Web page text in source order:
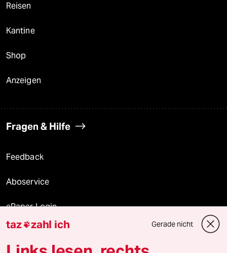
Reisen
Kantine
Shop
Anzeigen
Fragen & Hilfe
Feedback
Aboservice
ePaper Login
Downloads für Abonnierende
taz zahl ich Gerade nicht